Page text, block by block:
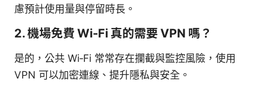
慮預計使用量與停留時長。
2. 機場免費 Wi‑Fi 真的需要 VPN 嗎？
是的，公共 Wi‑Fi 常常存在攔截與監控風險，使用
VPN 可以加密連線、提升隱私與安全。